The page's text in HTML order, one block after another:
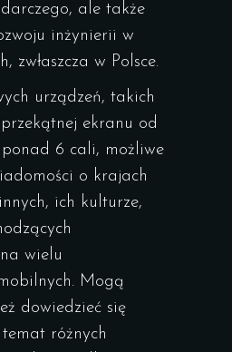
ale także
inżynierii w
zwłaszcza w Polsce.
urządzeń, takich
ekranu od
6 cali, możliwe
o krajach
ich kulturze,
wielu
Mogą
dowiedzieć się
temat różnych